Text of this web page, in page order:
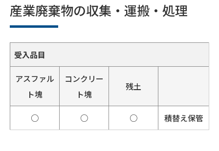
産業廃棄物の収集・運搬・処理
受入品目
アスファル
ト塊
コンクリー
ト塊
残土
○ ○ ○ 積替え保管